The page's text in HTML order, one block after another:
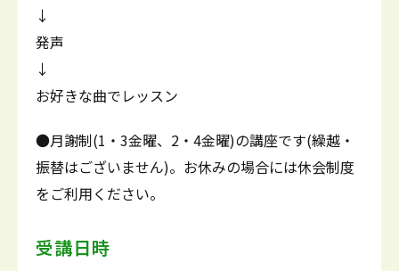
↓
発声
↓
お好きな曲でレッスン
●月謝制(1・3金曜、2・4金曜)の講座です(繰越・
振替はございません)。お休みの場合には休会制度
をご利用ください。
受講日時